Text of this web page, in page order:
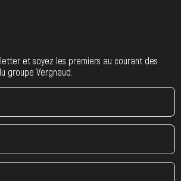
et soyez les premiers au courant des
groupe Vergnaud.